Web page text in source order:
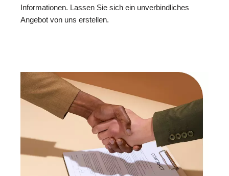
Informationen. Lassen Sie sich ein unverbindliches
Angebot von uns erstellen.